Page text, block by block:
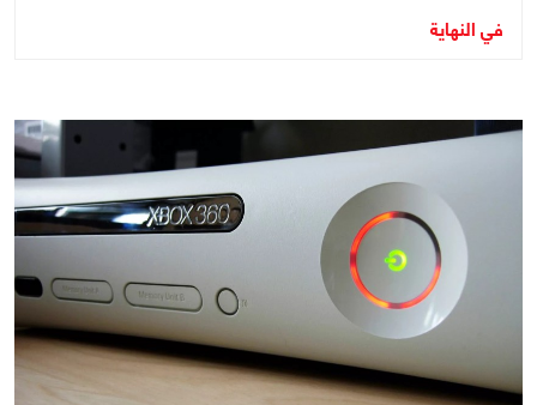
في النهاية